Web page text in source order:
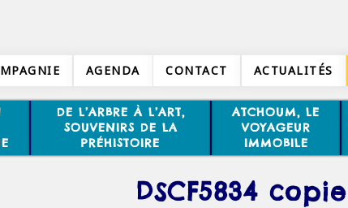
AGENDA CONTACT ACTUALITÉS
DE L’ARBRE À L’ART,
SOUVENIRS DE LA
PRÉHISTOIRE
ATCHOUM, LE
VOYAGEUR
IMMOBILE
DSCF5834 copie